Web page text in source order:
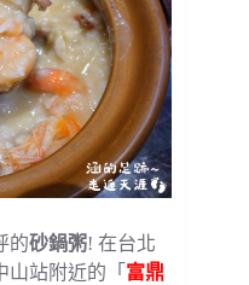
的砂鍋粥! 在台北
山站附近的「 富鼎